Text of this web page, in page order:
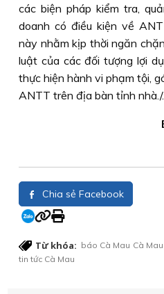
các biện pháp kiểm tra,
doanh có điều kiện về
này nhằm kịp thời ngăn
luật của các đối tượng lợi
thực hiện hành vi phạm tội,
ANTT trên địa bàn tỉnh nhà./.
Chia sẻ Facebook
Từ khóa: báo Cà Mau Cà Mau
tin tức Cà Mau